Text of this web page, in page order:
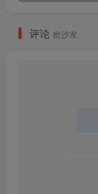
评论 抢沙发